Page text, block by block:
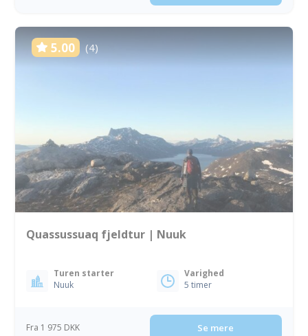
5.00 (4)
Quassussuaq fjeldtur | Nuuk
Turen starter
Nuuk
Varighed
5 timer
Fra 1 975 DKK Se mere